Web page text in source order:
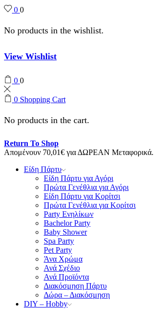
0 0
No products in the wishlist.
View Wishlist
0 0
0 Shopping Cart
No products in the cart.
Return To Shop
Απομένουν 70,01€ για ΔΩΡΕΑΝ Μεταφορικά.
Είδη Πάρτυ
Είδη Πάρτυ για Αγόρι
Πρώτα Γενέθλια για Αγόρι
Είδη Πάρτυ για Κορίτσι
Πρώτα Γενέθλια για Κορίτσι
Party Ενηλίκων
Bachelor Party
Baby Shower
Spa Party
Pet Party
Άνα Χρώμα
Ανά Σχέδιο
Ανά Προϊόντα
Διακόσμηση Πάρτυ
Δώρα – Διακόσμηση
DIY – Hobby